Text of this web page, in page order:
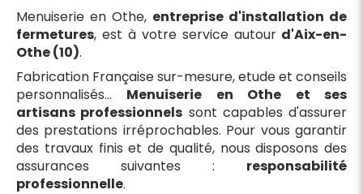
Menuiserie en Othe, entreprise d'installation de
fermetures, est à votre service autour d'Aix-en-
Othe (10).
Fabrication Française sur-mesure, etude et conseils
personnalisés... Menuiserie en Othe et ses
artisans professionnels sont capables d'assurer
des prestations irréprochables. Pour vous garantir
des travaux finis et de qualité, nous disposons des
assurances suivantes : responsabilité
professionnelle.